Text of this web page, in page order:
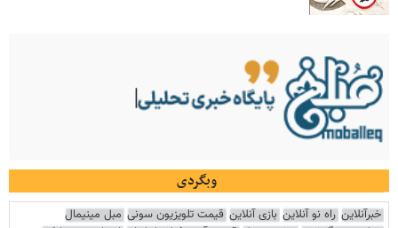
وبگردی
خبرآنلاین راه نو آنلاین بازی آنلاین قیمت تلویزیون سونی مبل مینیمال